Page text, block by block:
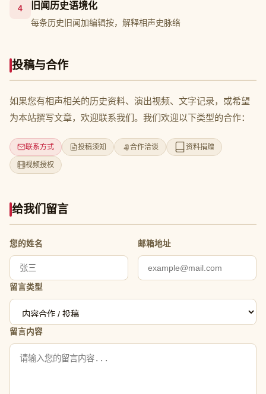
4
旧闻历史语境化
每条历史旧闻加编辑按，解释相声史脉络
投稿与合作
如果您有相声相关的历史资料、演出视频、文字记录，或希望
为本站撰写文章，欢迎联系我们。我们欢迎以下类型的合作：
联系方式 投稿须知 合作洽谈 资料捐赠
视频授权
给我们留言
您的姓名 邮箱地址
留言类型
留言内容